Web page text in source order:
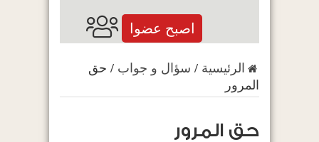
اصبح عضوا
الرئيسية / سؤال و جواب / حق
المرور
حق المرور